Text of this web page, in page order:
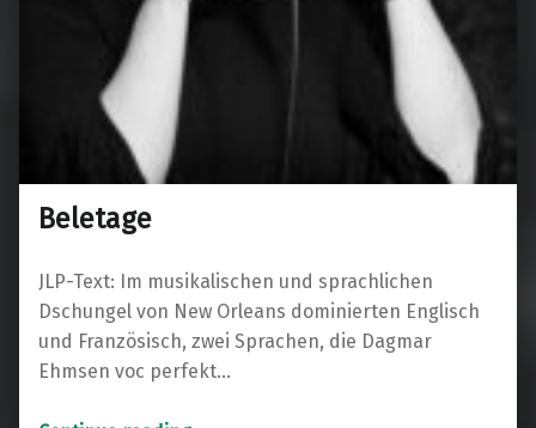
Beletage
JLP-Text: Im musikalischen und sprachlichen
Dschungel von New Orleans dominierten Englisch
und Französisch, zwei Sprachen, die Dagmar
Ehmsen voc perfekt…